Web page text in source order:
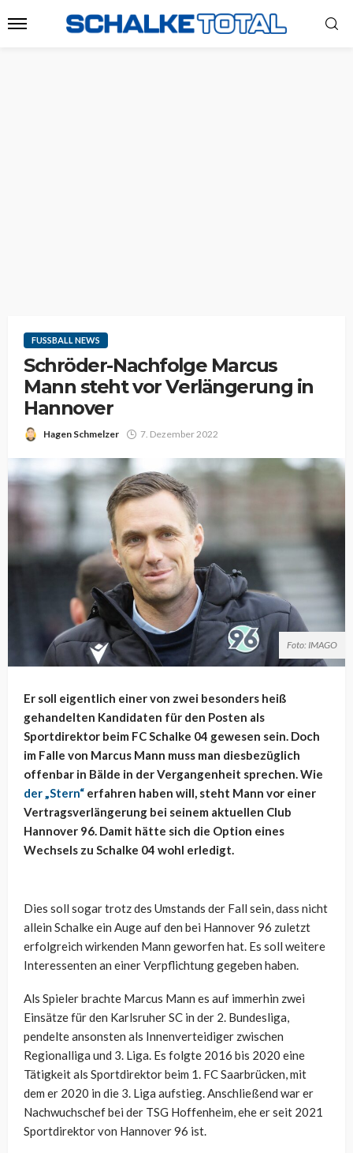
FUSSBALL NEWS
Schröder-Nachfolge Marcus
Mann steht vor Verlängerung in
Hannover
Hagen Schmelzer 7. Dezember 2022
Foto: IMAGO
Er soll eigentlich einer von zwei besonders heiß
gehandelten Kandidaten für den Posten als
Sportdirektor beim FC Schalke 04 gewesen sein. Doch
im Falle von Marcus Mann muss man diesbezüglich
offenbar in Bälde in der Vergangenheit sprechen. Wie
der „Stern“ erfahren haben will, steht Mann vor einer
Vertragsverlängerung bei seinem aktuellen Club
Hannover 96. Damit hätte sich die Option eines
Wechsels zu Schalke 04 wohl erledigt.
Dies soll sogar trotz des Umstands der Fall sein, dass nicht
allein Schalke ein Auge auf den bei Hannover 96 zuletzt
erfolgreich wirkenden Mann geworfen hat. Es soll weitere
Interessenten an einer Verpflichtung gegeben haben.
Als Spieler brachte Marcus Mann es auf immerhin zwei
Einsätze für den Karlsruher SC in der 2. Bundesliga,
pendelte ansonsten als Innenverteidiger zwischen
Regionalliga und 3. Liga. Es folgte 2016 bis 2020 eine
Tätigkeit als Sportdirektor beim 1. FC Saarbrücken, mit
dem er 2020 in die 3. Liga aufstieg. Anschließend war er
Nachwuchschef bei der TSG Hoffenheim, ehe er seit 2021
Sportdirektor von Hannover 96 ist.